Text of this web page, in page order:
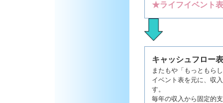
★ライフイベント
キャッシュフロー表
またもや「もっともら
イベント表を元に、収
す。
毎年の収入から固定的